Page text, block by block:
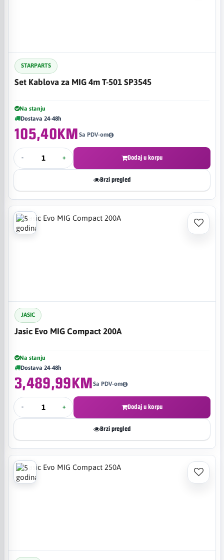
STARPARTS
Set Kablova za MIG 4m T-501 SP3545
Na stanju
Dostava 24-48h
105,40KM Sa PDV-om
- + Dodaj u korpu
Brzi pregled
JASIC
Jasic Evo MIG Compact 200A
Na stanju
Dostava 24-48h
3,489,99KMSa PDV-om
- + Dodaj u korpu
Brzi pregled